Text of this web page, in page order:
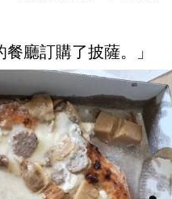
餐廳訂購了披薩。」